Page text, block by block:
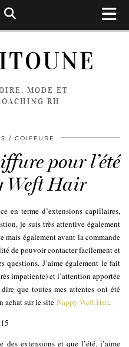
MODE ET
RH
COIFFURE
pour l’été
Weft Hair
en terme d’extensions capillaires,
je suis très attentive également
mais également avant la commande
de pouvoir contacter facilement et
questions. J’aime également le fait
impatiente) et l’attention apportée
que toutes mes attentes ont été
achat sur le site Nappy Weft Hair.
des extensions et que l’été, j’aime